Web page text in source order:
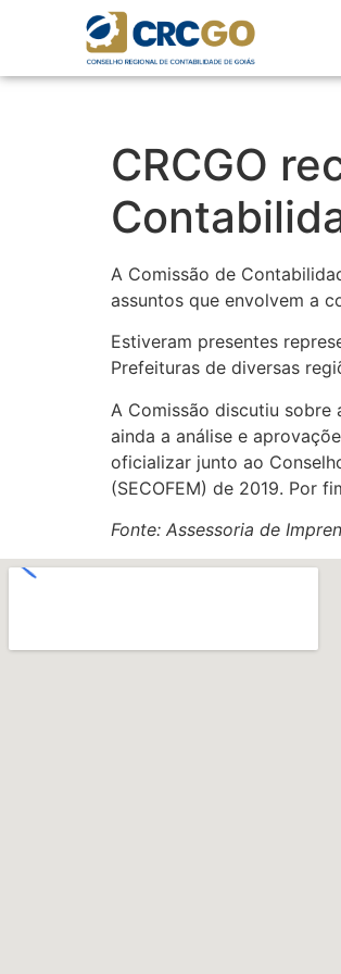
CRCGO
A Comissão de
assuntos que envolvem a
Estiveram presentes
Prefeituras de diversas
A Comissão discutiu sobre
ainda a análise e
oficializar junto ao
(SECOFEM) de 2019. Por
Fonte: Assessoria de